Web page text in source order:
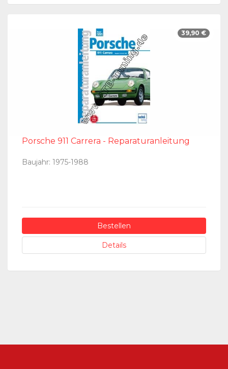
39,90 €
Porsche 911 Carrera - Reparaturanleitung
Baujahr: 1975-1988
Bestellen
Details